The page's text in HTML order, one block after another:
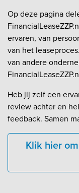
Op deze pagina
ervaren, van
van het
van andere
Heb jij zelf een
review achter en
feedback. Samen
Klik hier